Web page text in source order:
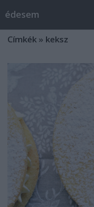
édesem
Címkék » keksz